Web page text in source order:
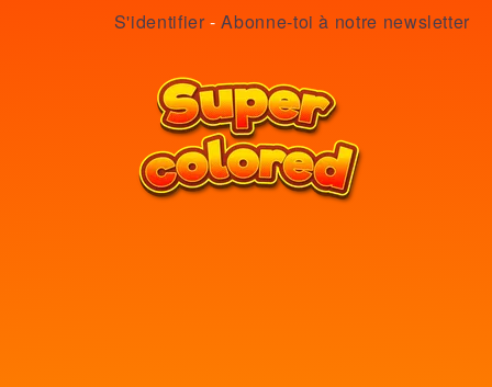
S'identifier -Abonne-toi à notre newsletter